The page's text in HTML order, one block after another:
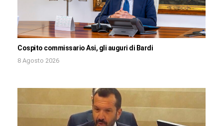
Cospito commissario Asi, gli auguri di Bardi
8 Agosto 2026